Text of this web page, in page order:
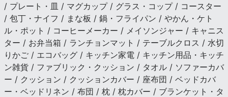
/ プレート・皿 / マグカップ / グラス・コップ / コースター
/ 包丁・ナイフ / まな板 / 鍋・フライパン / やかん・ケト
ル・ポット / コーヒーメーカー / メイソンジャー / キャニス
ター / お弁当箱 / ランチョンマット / テーブルクロス / 水切
りかご / エコバッグ / キッチン家電 / キッチン用品・キッチ
ン雑貨 / ファブリック・クッション / タオル / ソファーカバ
ー / クッション / クッションカバー / 座布団 / ベッドカバ
ー・ベッドリネン / 布団 / 枕 / 枕カバー / ブランケット・タ